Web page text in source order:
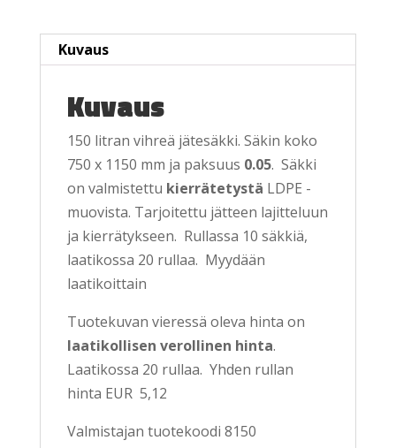
Kuvaus
Kuvaus
150 litran vihreä jätesäkki. Säkin koko
750 x 1150 mm ja paksuus 0.05. Säkki
on valmistettu kierrätetystä LDPE -
muovista. Tarjoitettu jätteen lajitteluun
ja kierrätykseen. Rullassa 10 säkkiä,
laatikossa 20 rullaa. Myydään
laatikoittain
Tuotekuvan vieressä oleva hinta on
laatikollisen verollinen hinta.
Laatikossa 20 rullaa. Yhden rullan
hinta EUR 5,12
Valmistajan tuotekoodi 8150